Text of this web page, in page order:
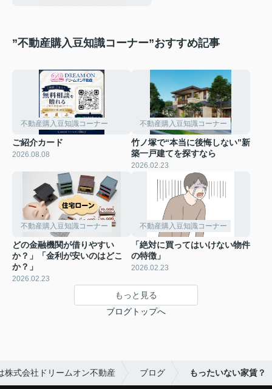
”不動産購入豆知識コーナー”おすすめ記事
不動産購入豆知識コーナー
ご紹介カード
2026.08.08
不動産購入豆知識コーナー
竹ノ塚で“本当に後悔しない”新
築一戸建てを探すなら
2026.02.23
不動産購入豆知識コーナー
どの金融機関が借りやすい
か？」「金利が安いのはどこ
か？」
2026.02.23
不動産購入豆知識コーナー
「絶対に買ってはいけない物件
の特徴」
2026.02.23
もっと見る
ブログトップへ
株式会社ドリームオン不動産 ブログ もったいない家賃？